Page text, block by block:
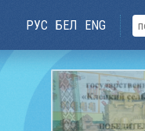
РУС БЕЛ ENG